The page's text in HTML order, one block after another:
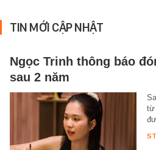
TIN MỚI CẬP NHẬT
Ngọc Trinh thông báo
sau 2 năm
từ